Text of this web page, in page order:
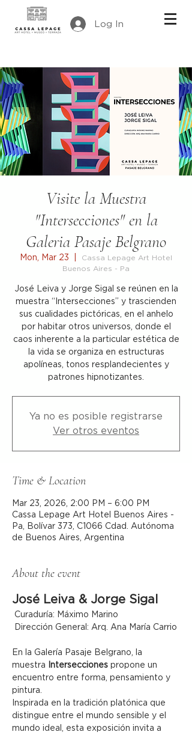
Log In
Visite la Muestra
"Intersecciones" en la
Galeria Pasaje Belgrano
Mon, Mar 23
Cassa Lepage Art Hotel
Buenos Aires - Pa
José Leiva y Jorge Sigal se reúnen en la
muestra “Intersecciones” y trascienden
sus cualidades pictóricas, en el anhelo
por habitar otros universos, donde el
caos inherente a la particular estética de
la vida se organiza en estructuras
apolíneas, tonos resplandecientes y
patrones hipnotizantes.
Ya no es posible registrarse
Ver otros eventos
Time & Location
Mar 23, 2026, 2:00 PM – 6:00 PM
Cassa Lepage Art Hotel Buenos Aires -
Pa, Bolívar 373, C1066 Cdad. Autónoma
de Buenos Aires, Argentina
About the event
José Leiva & Jorge Sigal
Curaduría: Máximo Marino
Dirección General: Arq. Ana María Carrio
En la Galería Pasaje Belgrano, la
muestra
Intersecciones propone un
encuentro entre forma, pensamiento y
pintura.
Inspirada en la tradición platónica que
distingue entre el mundo sensible y el
mundo ideal, esta exposición invita a